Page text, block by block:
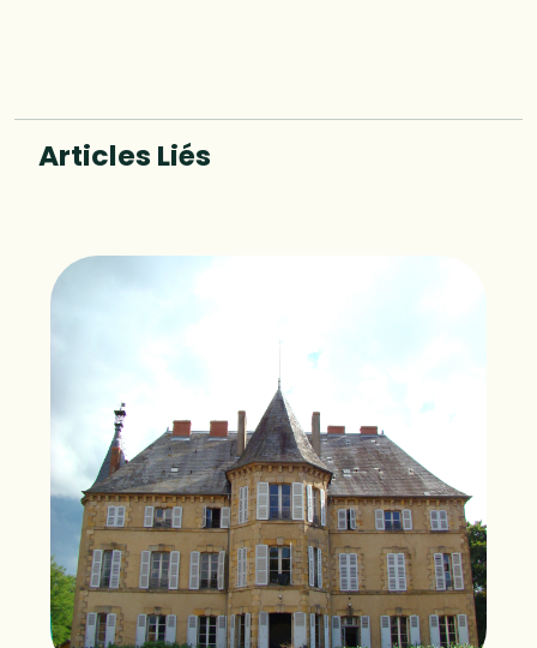
Articles Liés